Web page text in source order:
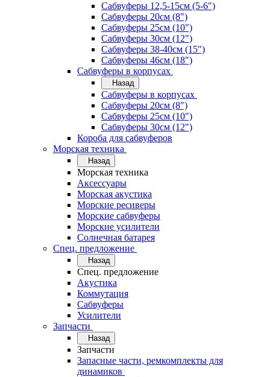
Сабвуферы 12,5-15см (5-6")
Сабвуферы 20см (8")
Сабвуферы 25см (10")
Сабвуферы 30см (12")
Сабвуферы 38-40см (15")
Сабвуферы 46см (18")
Сабвуферы в корпусах
Назад
Сабвуферы в корпусах
Сабвуферы 20см (8")
Сабвуферы 25см (10")
Сабвуферы 30см (12")
Короба для сабвуферов
Морская техника
Назад
Морская техника
Аксессуары
Морская акустика
Морские ресиверы
Морские сабвуферы
Морские усилители
Солнечная батарея
Спец. предложение
Назад
Спец. предложение
Акустика
Коммутация
Сабвуферы
Усилители
Запчасти
Назад
Запчасти
Запасные части, ремкомплекты для
динамиков